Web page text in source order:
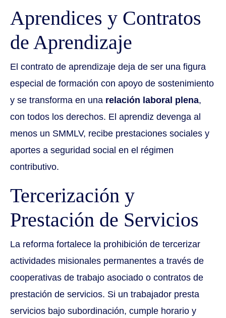
Aprendices y Contratos
de Aprendizaje
El contrato de aprendizaje deja de ser una figura
especial de formación con apoyo de sostenimiento
y se transforma en una relación laboral plena,
con todos los derechos. El aprendiz devenga al
menos un SMMLV, recibe prestaciones sociales y
aportes a seguridad social en el régimen
contributivo.
Tercerización y
Prestación de Servicios
La reforma fortalece la prohibición de tercerizar
actividades misionales permanentes a través de
cooperativas de trabajo asociado o contratos de
prestación de servicios. Si un trabajador presta
servicios bajo subordinación, cumple horario y